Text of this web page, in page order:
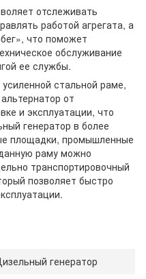
отслеживать
работой агрегата, а
что поможет
обслуживание
ее службы.
стальной раме,
от
и эксплуатации, что
генератор в более
площадки, промышленные
раму можно
транспортировочный
позволяет быстро
генератор